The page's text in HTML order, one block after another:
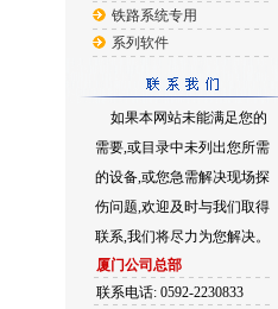
铁路系统专用
系列软件
如果本网站未能满足您的
需要,或目录中未列出您所需
的设备,或您急需解决现场探
伤问题,欢迎及时与我们取得
联系,我们将尽力为您解决。
厦门公司总部
联系电话: 0592-2230833